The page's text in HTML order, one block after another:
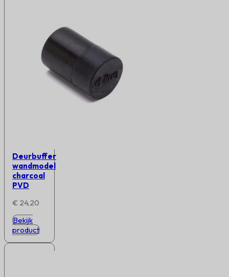
Deurbuffer
wandmodel
charcoal
PVD
€ 24,20
Bekijk
product